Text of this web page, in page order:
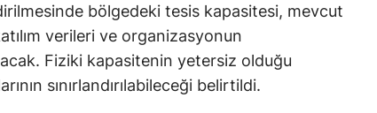
bölgedeki tesis kapasitesi, mevcut
verileri ve organizasyonun
Fiziki kapasitenin yetersiz olduğu
sınırlandırılabileceği belirtildi.